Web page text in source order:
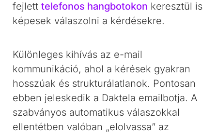
fejletttelefonos hangbotokon keresztül is
képesek válaszolni a kérdésekre.
Különleges kihívás az e-mail
kommunikáció, ahol a kérések gyakran
hosszúak és strukturálatlanok. Pontosan
ebben jeleskedik a Daktela emailbotja. A
szabványos automatikus válaszokkal
ellentétben valóban „elolvassa” az